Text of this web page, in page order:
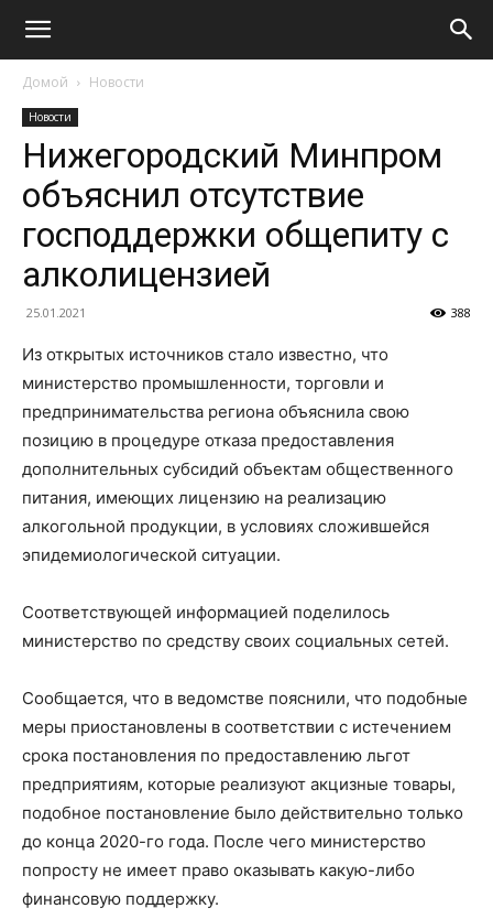
Домой Новости
Новости
Нижегородский Минпром
объяснил отсутствие
господдержки общепиту с
алколицензией
25.01.2021 388
Из открытых источников стало известно, что
министерство промышленности, торговли и
предпринимательства региона объяснила свою
позицию в процедуре отказа предоставления
дополнительных субсидий объектам общественного
питания, имеющих лицензию на реализацию
алкогольной продукции, в условиях сложившейся
эпидемиологической ситуации.
Соответствующей информацией поделилось
министерство по средству своих социальных сетей.
Сообщается, что в ведомстве пояснили, что подобные
меры приостановлены в соответствии с истечением
срока постановления по предоставлению льгот
предприятиям, которые реализуют акцизные товары,
подобное постановление было действительно только
до конца 2020-го года. После чего министерство
попросту не имеет право оказывать какую-либо
финансовую поддержку.